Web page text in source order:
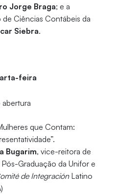
Jorge Braga; e a
Ciências Contábeis da
Siebra.
feira
que Contam:
Bugarim, vice-reitora de
Graduação da Unifor e
de Integración Latino